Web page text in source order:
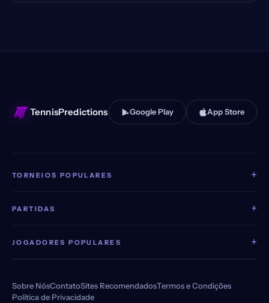
TennisPredictions Google Play App Store
TORNEIOS POPULARES +
PARTIDAS +
JOGADORES POPULARES +
Sobre NósContatoSites RecomendadosTermos e Condições
Política de Privacidade